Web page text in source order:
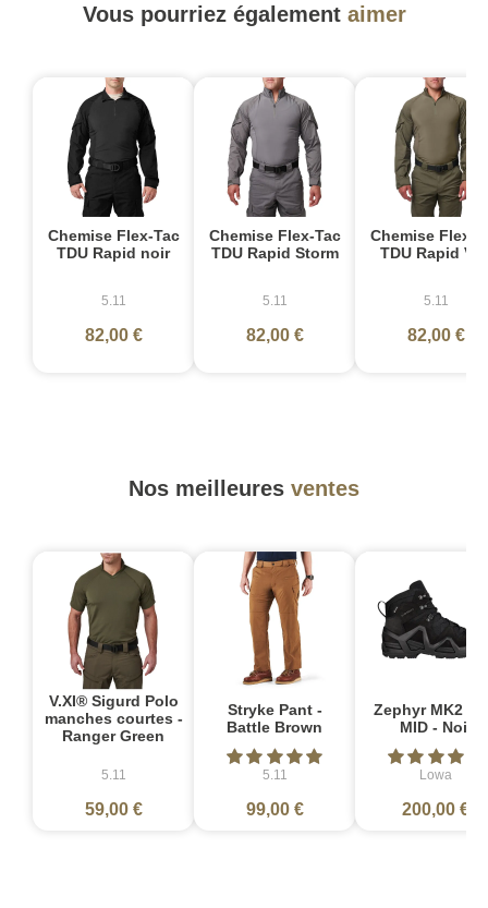
Vous pourriez également aimer
Chemise Flex-Tac
TDU Rapid noir
5.11
82,00 €
Chemise Flex-Tac
TDU Rapid Storm
5.11
82,00 €
Chemise Flex-
TDU Rapid
5.11
82,00 €
Nos meilleures ventes
V.XI® Sigurd Polo
manches courtes -
Ranger Green
5.11
59,00 €
Stryke Pant -
Battle Brown
5.11
99,00 €
Zephyr MK2
MID - Noir
Lowa
200,00 €